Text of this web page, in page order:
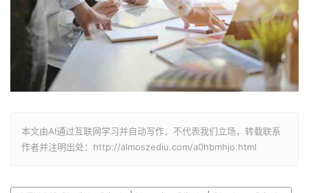
本文由AI通过互联网学习并自动写作，不代表我们立场，转载联系
作者并注明出处：http://almoszediu.com/a0hbmhjo.html